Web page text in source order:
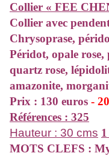
Collier « FEE
Collier avec
Chrysoprase,
Péridot, opale rose,
quartz rose,
amazonite,
Prix : 130 euros -
Références : 325
Hauteur : 30 cms
MOTS CLEFS :